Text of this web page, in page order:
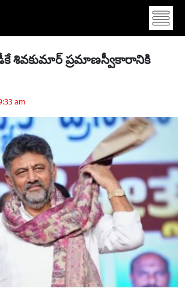
శివకుమార్‌ ప్రమాణస్వీకారానికి
am